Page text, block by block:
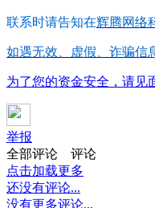
联系时请告知在辉腾网络
如遇无效、虚假、诈骗信
为了您的资金安全，请见
举报
全部评论
评论
点击加载更多
还没有评论...
没有更多评论...